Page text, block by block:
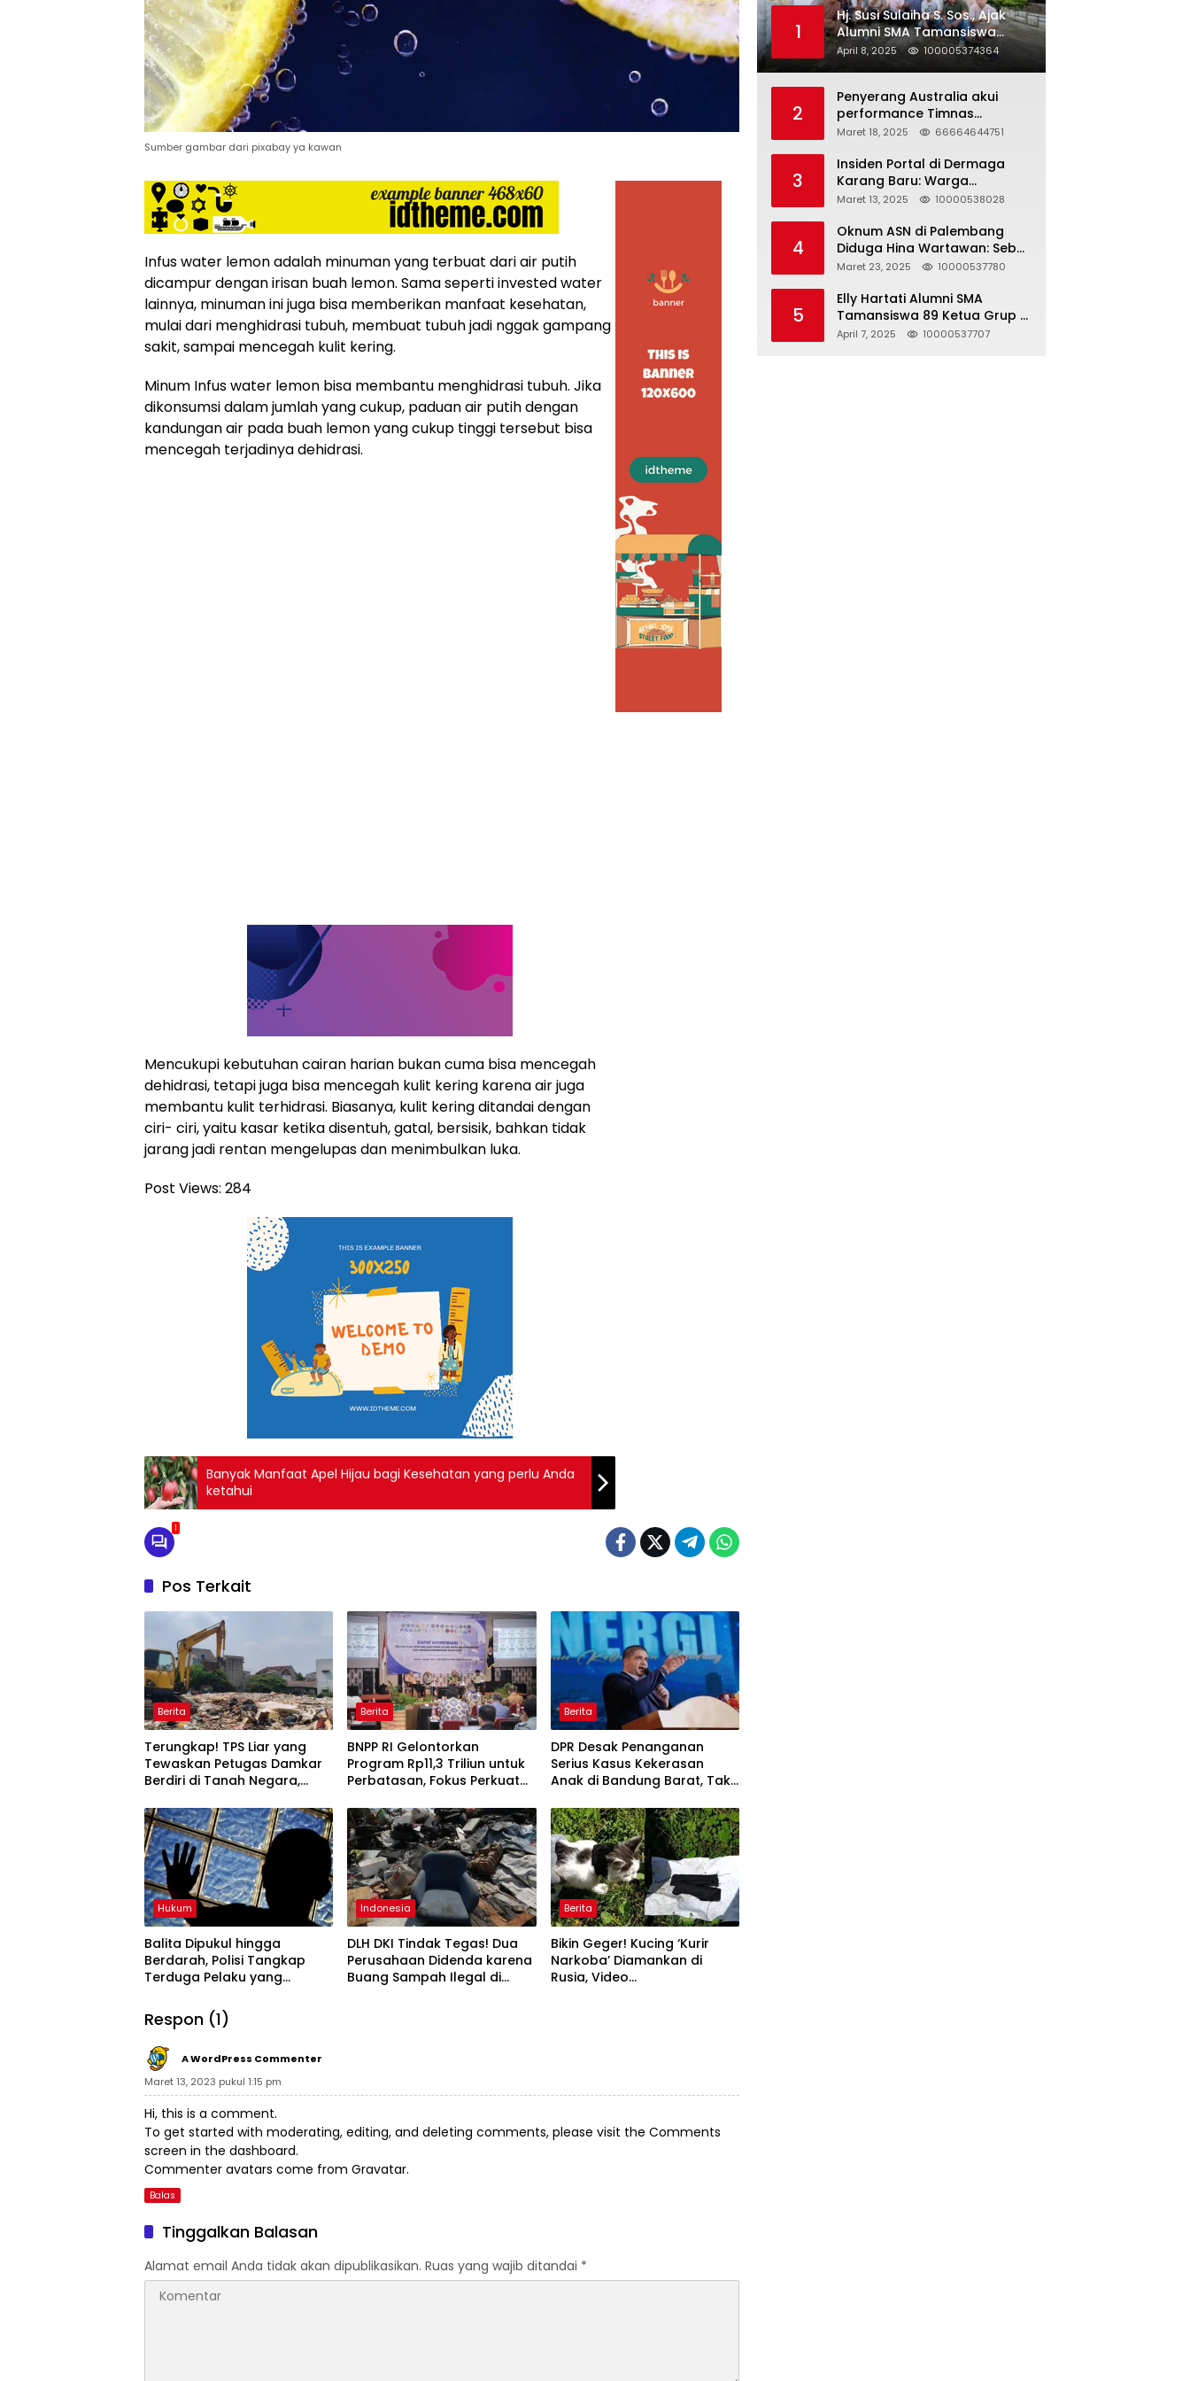
siber
lebih
eksklusif,
bergaya
trendi,
mengandung
unsur
edukasi,
hidup,
hiburan,
bebas
dari
SARA,
narkoba
dan
berita
asusila
Media
dan
Online
Ampera
News
Sumber gambar dari pixabay ya kawan
Infus water lemon adalah minuman yang terbuat dari air putih
dicampur dengan irisan buah lemon. Sama seperti invested water
lainnya, minuman ini juga bisa memberikan manfaat kesehatan,
mulai dari menghidrasi tubuh, membuat tubuh jadi nggak gampang
sakit, sampai mencegah kulit kering.
Minum Infus water lemon bisa membantu menghidrasi tubuh. Jika
dikonsumsi dalam jumlah yang cukup, paduan air putih dengan
kandungan air pada buah lemon yang cukup tinggi tersebut bisa
mencegah terjadinya dehidrasi.
Mencukupi kebutuhan cairan harian bukan cuma bisa mencegah
dehidrasi, tetapi juga bisa mencegah kulit kering karena air juga
membantu kulit terhidrasi. Biasanya, kulit kering ditandai dengan
ciri- ciri, yaitu kasar ketika disentuh, gatal, bersisik, bahkan tidak
jarang jadi rentan mengelupas dan menimbulkan luka.
Post Views: 284
Banyak Manfaat Apel Hijau bagi Kesehatan yang perlu Anda
ketahui
1
Pos Terkait
Berita
Terungkap! TPS Liar yang
Tewaskan Petugas Damkar
Berdiri di Tanah Negara,
Berita
BNPP RI Gelontorkan
Program Rp11,3 Triliun untuk
Perbatasan, Fokus Perkuat
Kesejahteraan
Berita
DPR Desak Penanganan
Serius Kasus Kekerasan
Anak di Bandung Barat, Tak
Hukum
Balita Dipukul hingga
Berdarah, Polisi Tangkap
Terduga Pelaku yang
Indonesia
DLH DKI Tindak Tegas! Dua
Perusahaan Didenda karena
Buang Sampah Ilegal di
Berita
Bikin Geger! Kucing ‘Kurir
Narkoba’ Diamankan di
Rusia, Video
Respon (1)
A WordPress Commenter
Maret 13, 2023 pukul 1:15 pm
Hi, this is a comment.
To get started with moderating, editing, and deleting comments, please visit the Comments
screen in the dashboard.
Commenter avatars come from Gravatar.
Balas
Tinggalkan Balasan
Alamat email Anda tidak akan dipublikasikan. Ruas yang wajib ditandai *
1
Hj. Susi Sulaiha S. Sos., Ajak
Alumni SMA Tamansiswa
Palembang Angkatan 91 Halal
Bihalal
April 8, 2025 100005374364
2
Penyerang Australia akui
performance Timnas
Indonesia
Maret 18, 2025 66664644751
3
Insiden Portal di Dermaga
Karang Baru: Warga
Klarifikasi dan Kritik
Akurat
Maret 13, 2025 10000538028
4
Oknum ASN di Palembang
Diduga Hina Wartawan: Sebut
Profesi Jurnalis Hanya
Berujung Dugaan
Pelanggaran UU ITE!
Maret 23, 2025 10000537780
5
Elly Hartati Alumni SMA
Tamansiswa 89 Ketua Grup S
4 Laksanakan Giat
April 7, 2025 10000537707